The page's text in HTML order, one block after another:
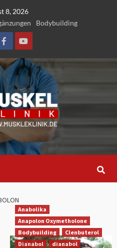
8, 2026
Bodybuilding
FacebookYoutube
Anabolika
Anapolon Oxymetholone
Bodybuilding
Clenbuterol
Dianabol
dianabol